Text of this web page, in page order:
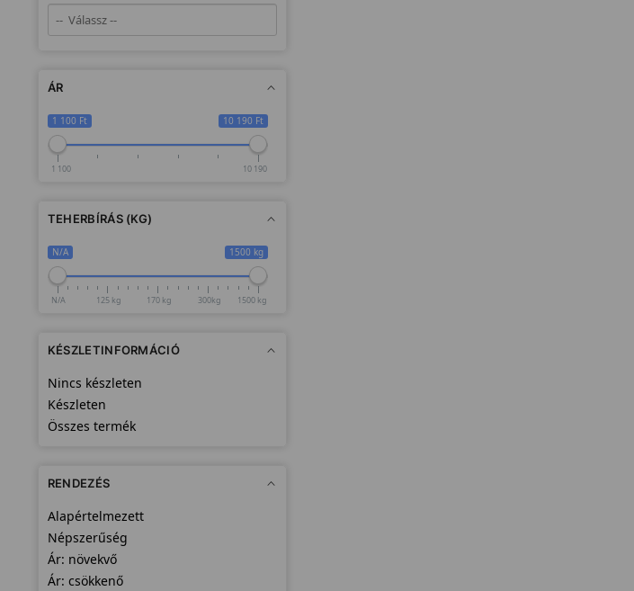
ÁR
1 100 Ft 10 190 Ft
1 100 10 190
TEHERBÍRÁS (KG)
N/A 1500 kg
N/A 125 kg 170 kg 300kg 1500 kg
KÉSZLETINFORMÁCIÓ
Nincs készleten
Készleten
Összes termék
RENDEZÉS
Alapértelmezett
Népszerűség
Ár: növekvő
Ár: csökkenő